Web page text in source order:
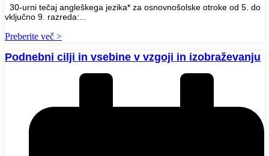
30-urni tečaj angleškega jezika* za osnovnošolske otroke od 5. do
vključno 9. razreda:...
Preberite več >
Podnebni cilji in vsebine v vzgoji in izobraževanju